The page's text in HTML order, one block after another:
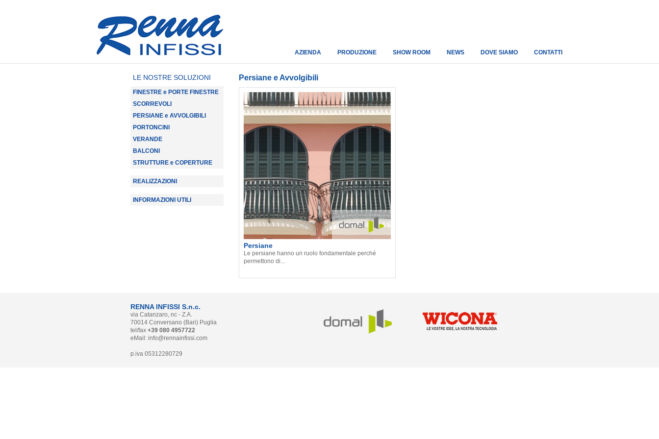
AZIENDA PRODUZIONE SHOW ROOM NEWS DOVE SIAMO CONTATTI
LE NOSTRE SOLUZIONI
FINESTRE e PORTE FINESTRE
SCORREVOLI
PERSIANE e AVVOLGIBILI
PORTONCINI
VERANDE
BALCONI
STRUTTURE e COPERTURE
REALIZZAZIONI
INFORMAZIONI UTILI
Persiane e Avvolgibili
Persiane
Le persiane hanno un ruolo fondamentale perché
permettono di...
RENNA INFISSI S.n.c.
via Catanzaro, nc - Z.A.
70014 Conversano (Bari) Puglia
tel/fax +39 080 4957722
eMail: info@rennainfissi.com
p.iva 05312280729